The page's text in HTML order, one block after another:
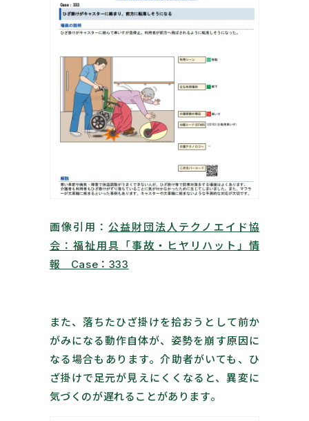
画像引用： 公益財団法人テクノエイド協
会： 福祉用具「事故・ヒヤリハット」情
報 Case：333
また、落ちたひざ掛けを拾おうとして前か
がみになる動作自体が、姿勢を崩す原因に
なる場合もあります。介助者がいても、ひ
ざ掛けで足元が見えにくくなると、異変に
気づくのが遅れることがあります。